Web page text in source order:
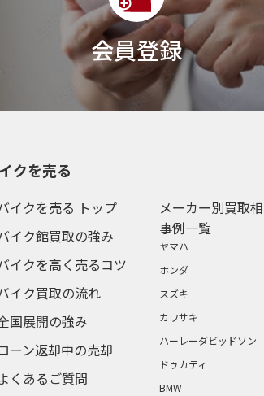
会員登録
クを売る
イクを売る トップ
イク館買取の強み
イクを高く売るコツ
イク買取の流れ
国展開の強み
ーン返却中の売却
くあるご質問
メーカー別買取相
事例一覧
ヤマハ
ホンダ
スズキ
カワサキ
ハーレーダビッドソン
ドゥカティ
BMW